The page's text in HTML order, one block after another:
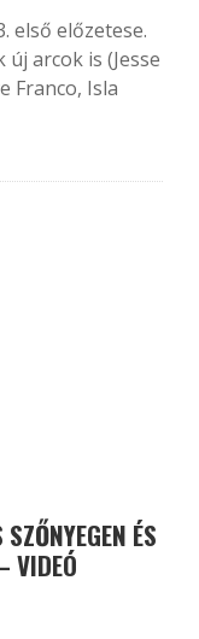
első előzetese.
arcok is (Jesse
Franco, Isla
ÉS
VIDEÓ